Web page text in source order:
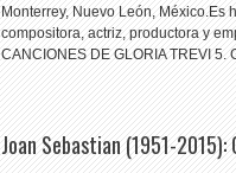
Monterrey, Nuevo León, México.Es
compositora, actriz, productora y
CANCIONES DE GLORIA TREVI
Joan Sebastian (1951-